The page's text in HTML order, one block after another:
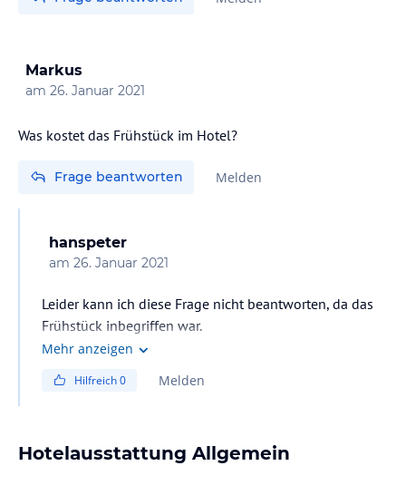
Markus
am 26. Januar 2021
Was kostet das Frühstück im Hotel?
Frage beantworten Melden
hanspeter
am 26. Januar 2021
Leider kann ich diese Frage nicht beantworten, da das
Frühstück inbegriffen war.
Nehme an ça.20 Euro
Mehr anzeigen
Hilfreich0 Melden
Hotelausstattung Allgemein